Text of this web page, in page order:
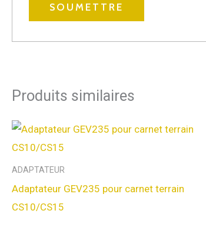
Produits similaires
ADAPTATEUR
Adaptateur GEV235 pour carnet terrain
CS10/CS15